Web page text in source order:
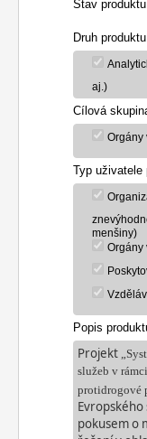
Stav produktu
Druh produktu
aj.)
Cílová
Orgány
Typ uživatele
menšiny)
Orgány
Popis
Projekt
služeb v
protidrogové
pokusem o